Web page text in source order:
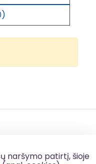
naršymo patirtį, šioje